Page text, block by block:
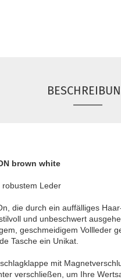
brown white
robustem Leder
die durch ein auffälliges
und unbeschwert
geschmeidigem Vollleder
Tasche ein Unikat.
mit
verschließen, um Ihre